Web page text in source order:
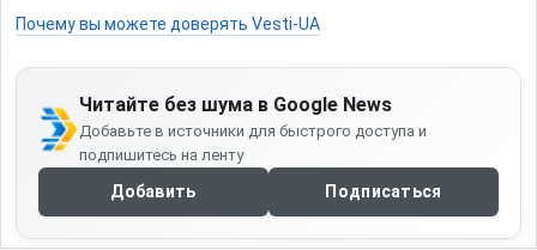
Почему вы можете доверять Vesti-UA
Читайте без шума в Google News
Добавьте в источники для быстрого доступа и
подпишитесь на ленту
Добавить Подписаться